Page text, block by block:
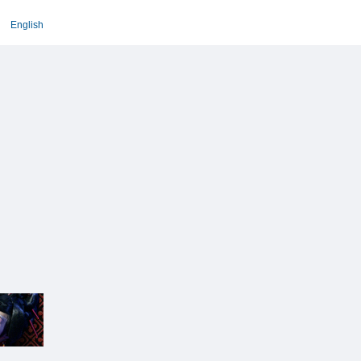
English